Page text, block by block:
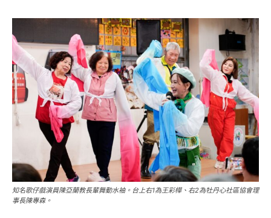
知名歌仔戲演員陳亞蘭教長輩舞動水袖。台上右1為王彩樺、右2為牡丹心社區協會理
事長陳專森。